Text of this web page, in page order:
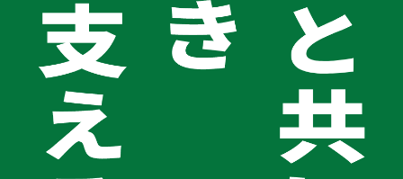
お知らせ
株式会社ティーツーシー様のホームページにて当社サイ
トが紹介されました。